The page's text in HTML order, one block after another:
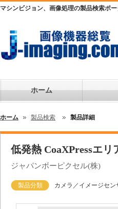
マシンビジョン、画像処理の製品検索ポ
ホーム
ホーム 製品検索 製品詳細
低発熱 CoaXPressエリ
ジャパンボーピクセル(株)
製品分類 カメラ／イメージセン